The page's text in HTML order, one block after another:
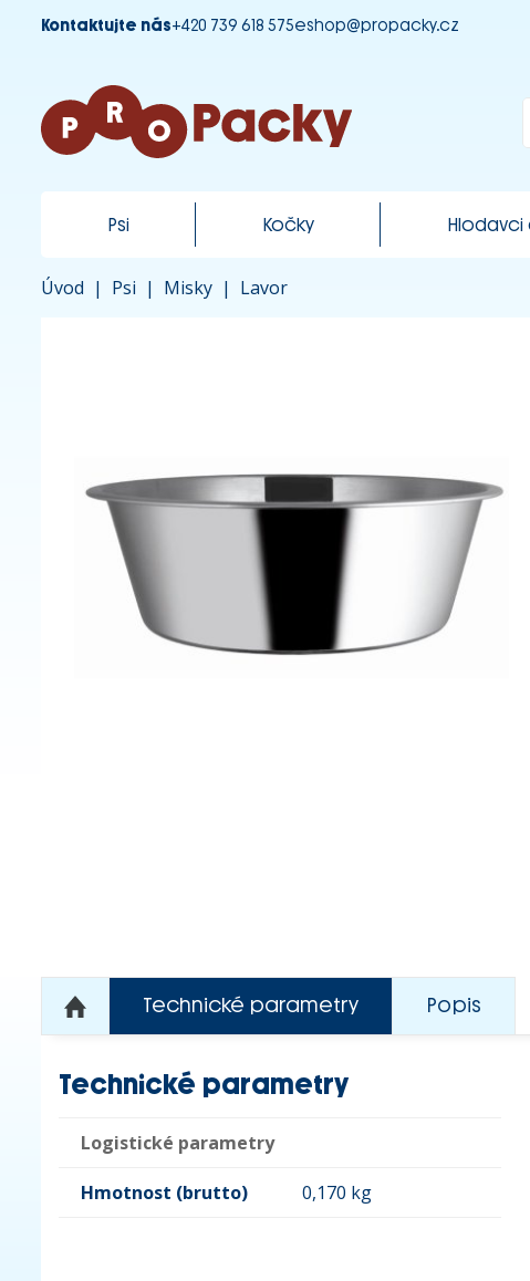
Kontaktujte nás+420 739 618 575eshop@propacky.cz
Psi Kočky
Úvod | Psi | Misky | Lavor
Technické parametry Popis
Technické parametry
Logistické parametry
Hmotnost (brutto) 0,170 kg